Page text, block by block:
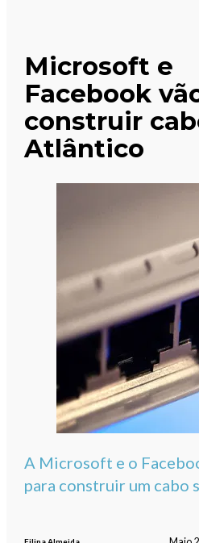
Microsoft e
Facebook
construir
Atlântico
A Microsoft e o
para construir um cabo